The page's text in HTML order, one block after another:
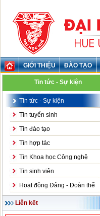
GIỚI THIỆU ĐÀO TẠO
Tin tức - Sự kiện
Tin tức - Sự kiện
Tin tuyển sinh
Tin đào tạo
Tin hợp tác
Tin Khoa học Công nghệ
Tin sinh viên
Hoạt động Đảng - Đoàn thể
Liên kết